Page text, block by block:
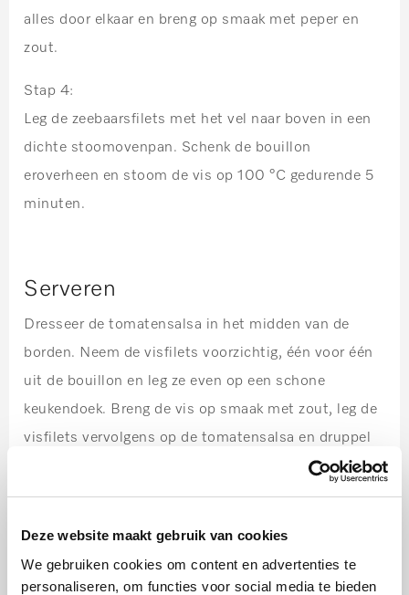
Deze website maakt gebruik van cookies
We gebruiken cookies om content en advertenties te
personaliseren, om functies voor social media te bieden
alles door elkaar en breng op smaak met peper en
zout.
Stap 4:
Leg de zeebaarsfilets met het vel naar boven in een
dichte stoomovenpan. Schenk de bouillon
eroverheen en stoom de vis op 100 °C gedurende 5
minuten.
Serveren
Dresseer de tomatensalsa in het midden van de
borden. Neem de visfilets voorzichtig, één voor één
uit de bouillon en leg ze even op een schone
keukendoek. Breng de vis op smaak met zout, leg de
visfilets vervolgens op de tomatensalsa en druppel
Lekker met basmatirijst!